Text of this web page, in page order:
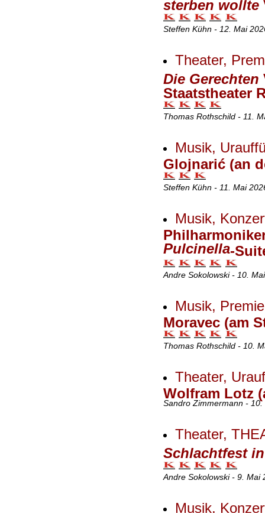
sterben wollte
Steffen Kühn - 12. Mai
Theater,
Die Gerechten
Staatstheater
Thomas Rothschild - 11.
Musik,
Glojnarić (an
Steffen Kühn - 11. Mai
Musik,
Pulcinella-
Andre Sokolowski - 10.
Musik,
Moravec (am
Thomas Rothschild - 10.
Theater,
Wolfram Lotz
Sandro Zimmermann -
Theater,
Schlachtfest
Andre Sokolowski - 9. Mai
Musik,